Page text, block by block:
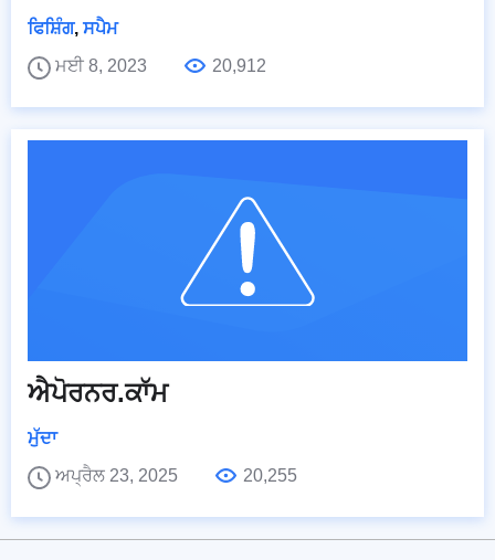
ਫਿਸ਼ਿੰਗ, ਸਪੈਮ
ਮਈ 8, 2023
20,912
ਐਪੋਰਨਰ.ਕਾੱਮ
ਮੁੱਦਾ
ਅਪ੍ਰੈਲ 23, 2025
20,255